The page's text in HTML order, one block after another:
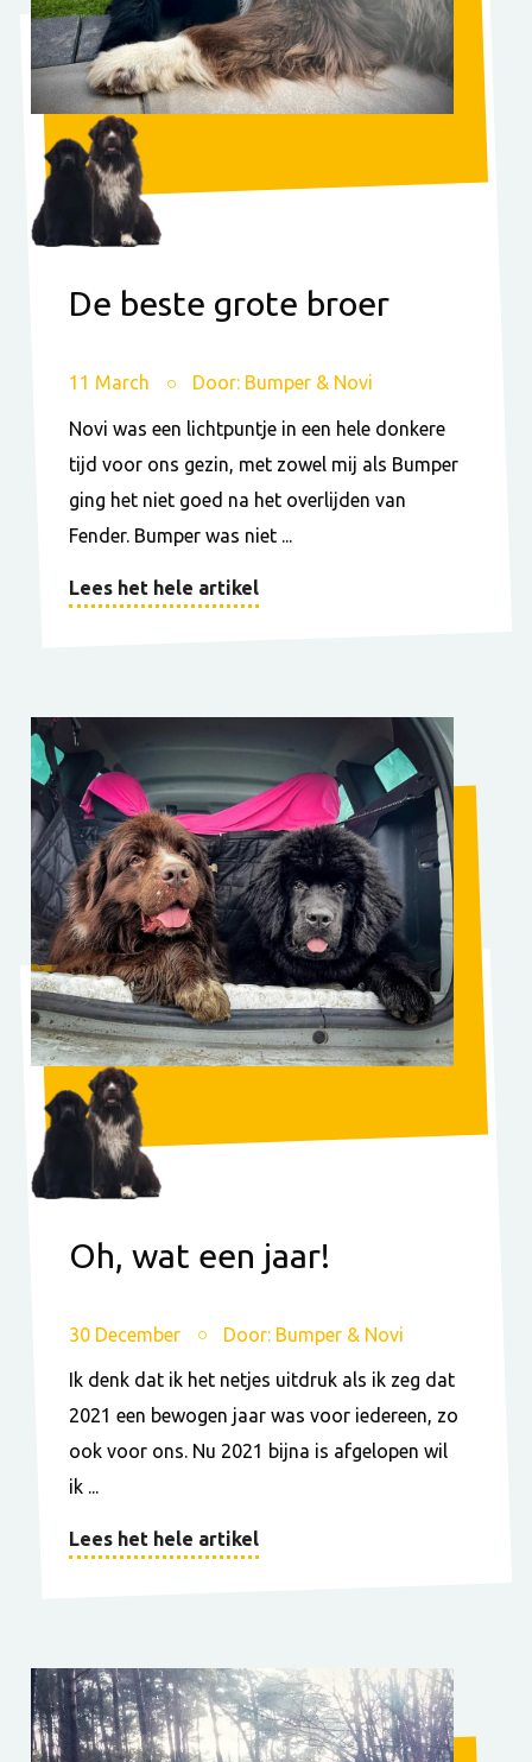
De beste grote broer
11 March Door: Bumper & Novi
Novi was een lichtpuntje in een hele donkere
tijd voor ons gezin, met zowel mij als Bumper
ging het niet goed na het overlijden van
Fender. Bumper was niet ...
Lees het hele artikel
Oh, wat een jaar!
30 December Door: Bumper & Novi
Ik denk dat ik het netjes uitdruk als ik zeg dat
2021 een bewogen jaar was voor iedereen, zo
ook voor ons. Nu 2021 bijna is afgelopen wil
ik ...
Lees het hele artikel